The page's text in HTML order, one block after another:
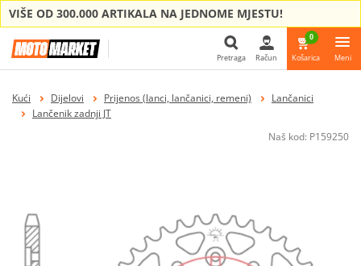
VIŠE OD 300.000 ARTIKALA NA JEDNOME MJESTU!
Pretraga
Pretraga Račun
0
Košarica Meni
Kući Dijelovi Prijenos (lanci, lančanici, remeni)
Lančanici
Lančenik zadnji JT
Naš kod: P159250